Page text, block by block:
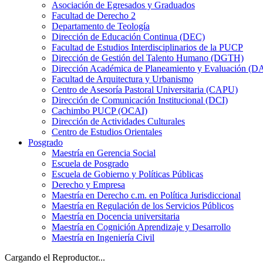
Asociación de Egresados y Graduados
Facultad de Derecho 2
Departamento de Teología
Dirección de Educación Continua (DEC)
Facultad de Estudios Interdisciplinarios de la PUCP
Dirección de Gestión del Talento Humano (DGTH)
Dirección Académica de Planeamiento y Evaluación
Facultad de Arquitectura y Urbanismo
Centro de Asesoría Pastoral Universitaria (CAPU)
Dirección de Comunicación Institucional (DCI)
Cachimbo PUCP (OCAI)
Dirección de Actividades Culturales
Centro de Estudios Orientales
Posgrado
Maestría en Gerencia Social
Escuela de Posgrado
Escuela de Gobierno y Políticas Públicas
Derecho y Empresa
Maestría en Derecho c.m. en Política Jurisdiccional
Maestría en Regulación de los Servicios Públicos
Maestría en Docencia universitaria
Maestría en Cognición Aprendizaje y Desarrollo
Maestría en Ingeniería Civil
Cargando el Reproductor...